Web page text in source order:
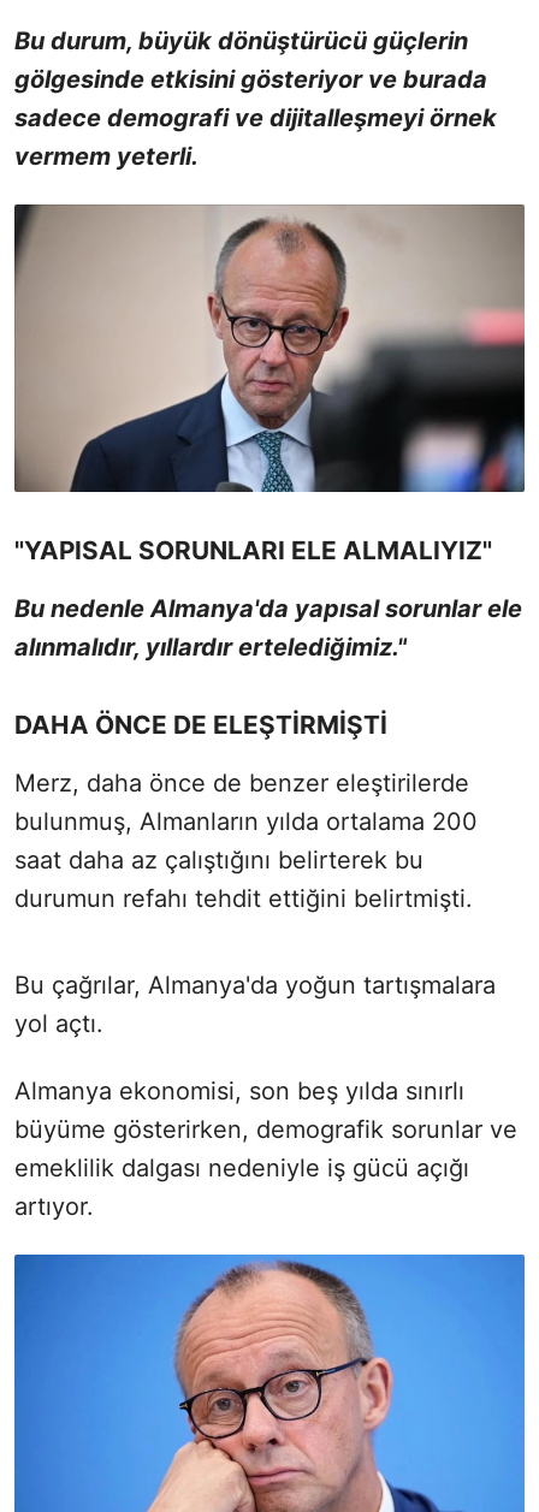
Bu durum, büyük dönüştürücü güçlerin
gölgesinde etkisini gösteriyor ve burada
sadece demografi ve dijitalleşmeyi örnek
vermem yeterli.
"YAPISAL SORUNLARI ELE ALMALIYIZ"
Bu nedenle Almanya'da yapısal sorunlar ele
alınmalıdır, yıllardır ertelediğimiz."
DAHA ÖNCE DE ELEŞTİRMİŞTİ
Merz, daha önce de benzer eleştirilerde
bulunmuş, Almanların yılda ortalama 200
saat daha az çalıştığını belirterek bu
durumun refahı tehdit ettiğini belirtmişti.
Bu çağrılar, Almanya'da yoğun tartışmalara
yol açtı.
Almanya ekonomisi, son beş yılda sınırlı
büyüme gösterirken, demografik sorunlar ve
emeklilik dalgası nedeniyle iş gücü açığı
artıyor.